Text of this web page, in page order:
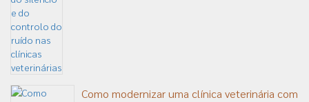
Como modernizar uma clínica veterinária com